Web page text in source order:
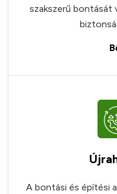
szakszerű bontását
A bontási és építési